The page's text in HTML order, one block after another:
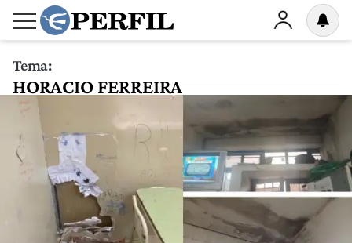
Tema:
HORACIO FERREIRA